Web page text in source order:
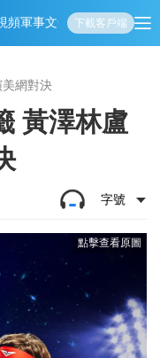
頻軍事文化 娛樂生活教育體
下載客戶端
網對決
黃澤林盧
字號